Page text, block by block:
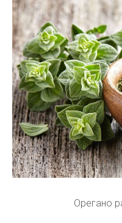
Орегано